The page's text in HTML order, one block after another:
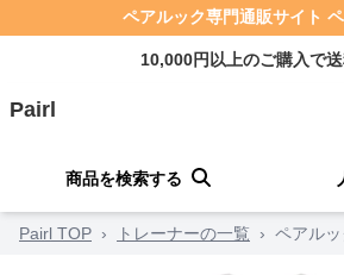
ペアルック専門通販サイト
10,000円以上のご購入で
Pairl
商品を検索する
Pairl TOP › トレーナーの一覧 › ペアル